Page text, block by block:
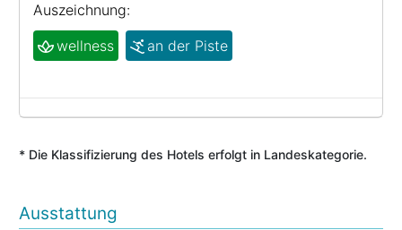
Auszeichnung:
wellness
an der Piste
* Die Klassifizierung des Hotels erfolgt in Landeskategorie.
Ausstattung